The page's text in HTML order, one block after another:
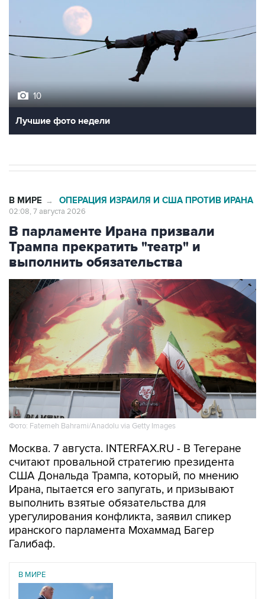
10
Лучшие фото недели
В МИРЕ → ОПЕРАЦИЯ ИЗРАИЛЯ И США ПРОТИВ ИРАНА
02:08, 7 августа 2026
В парламенте Ирана призвали
Трампа прекратить "театр" и
выполнить обязательства
Фото: Fatemeh Bahrami/Anadolu via Getty Images
Москва. 7 августа. INTERFAX.RU - В Тегеране
считают провальной стратегию президента
США Дональда Трампа, который, по мнению
Ирана, пытается его запугать, и призывают
выполнить взятые обязательства для
урегулирования конфликта, заявил спикер
иранского парламента Мохаммад Багер
Галибаф.
В МИРЕ